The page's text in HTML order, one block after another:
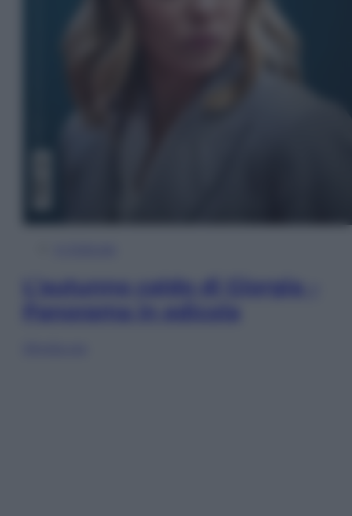
L’autunno caldo di Giorgia –